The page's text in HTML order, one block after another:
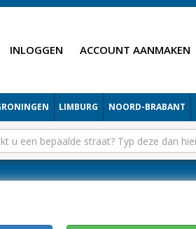
INLOGGEN ACCOUNT AANMAKEN
LIMBURG NOORD-BRABANT